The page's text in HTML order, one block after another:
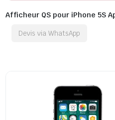
Afficheur QS pour iPhone 5S
Devis via WhatsApp